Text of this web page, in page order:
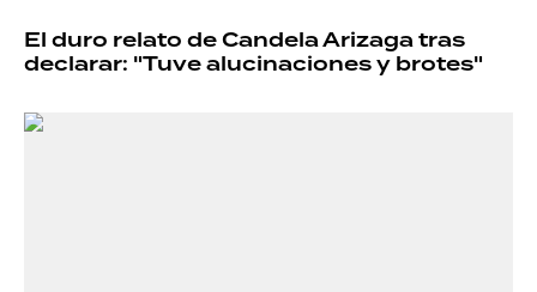
El duro relato de Candela Arizaga tras
declarar: "Tuve alucinaciones y brotes"